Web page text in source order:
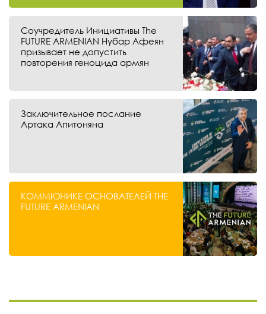
Соучредитель Инициативы The
FUTURE ARMENIAN Нубар Афеян
призывает не допустить
повторения геноцида армян
Заключительное послание
Артака Апитоняна
КОММЮНИКЕ ОСНОВАТЕЛЕЙ THE
FUTURE ARMENIAN